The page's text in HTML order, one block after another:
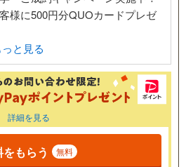
様に500円分QUOカードプレゼ
っと見る
詳細を見る
をもらう 無料